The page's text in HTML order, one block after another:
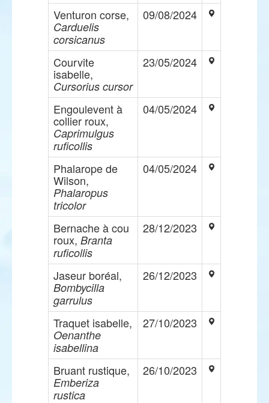
Venturon corse,
Carduelis
corsicanus
09/08/2024
Courvite
isabelle,
Cursorius cursor
23/05/2024
Engoulevent à
collier roux,
Caprimulgus
ruficollis
04/05/2024
Phalarope de
Wilson,
Phalaropus
tricolor
04/05/2024
Bernache à cou
roux, Branta
ruficollis
28/12/2023
Jaseur boréal,
Bombycilla
garrulus
26/12/2023
Traquet isabelle,
Oenanthe
isabellina
27/10/2023
Bruant rustique,
Emberiza
rustica
26/10/2023